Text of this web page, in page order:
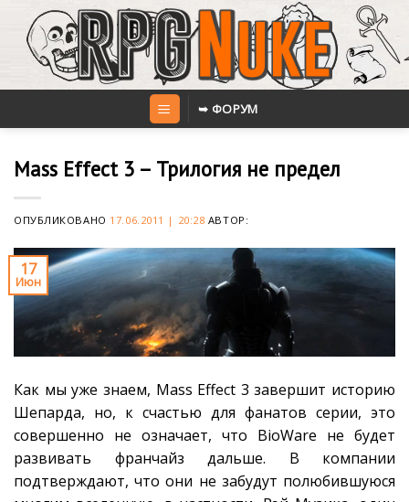
content
➥ ФОРУМ
Mass Effect 3 – Трилогия не предел
ОПУБЛИКОВАНО 17.06.2011 | 20:28 АВТОР:
17
Июн
Как мы уже знаем, Mass Effect 3 завершит историю
Шепарда, но, к счастью для фанатов серии, это
совершенно не означает, что BioWare не будет
развивать франчайз дальше. В компании
подтверждают, что они не забудут полюбившуюся